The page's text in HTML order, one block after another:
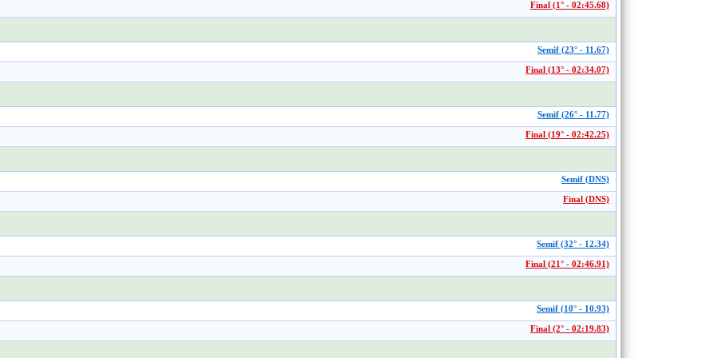
Final (1° - 02:45.68)
Semif (23° - 11.67)
Final (13° - 02:34.07)
Semif (26° - 11.77)
Final (19° - 02:42.25)
Semif (DNS)
Final (DNS)
Semif (32° - 12.34)
Final (21° - 02:46.91)
Semif (10° - 10.93)
Final (2° - 02:19.83)